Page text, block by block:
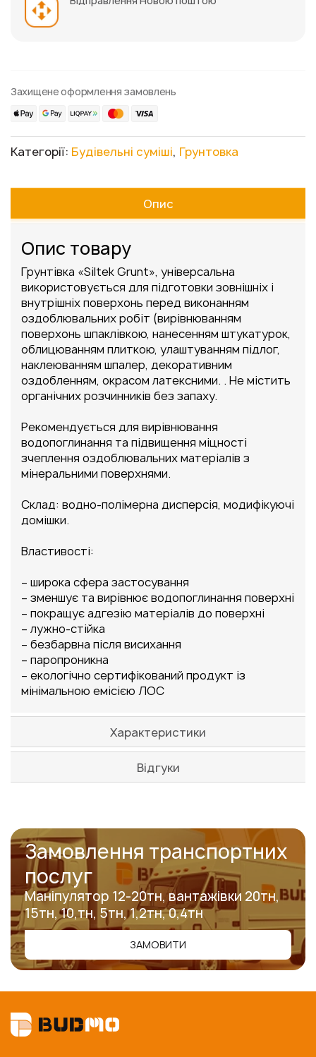
Захищене оформлення замовлень
Категорії: Будівельні суміші, Грунтовка
Опис
Опис товару
Грунтівка «Siltek Grunt», універсальна
використовується для підготовки зовнішніх і
внутрішніх поверхонь перед виконанням
оздоблювальних робіт (вирівнюванням
поверхонь шпаклівкою, нанесенням штукатурок,
облицюванням плиткою, улаштуванням підлог,
наклеюванням шпалер, декоративним
оздобленням, окрасом латексними. . Не містить
органічних розчинників без запаху.
Рекомендується для вирівнювання
водопоглинання та підвищення міцності
зчеплення оздоблювальних матеріалів з
мінеральними поверхнями.
Склад: водно-полімерна дисперсія, модифікуючі
домішки.
Властивості:
– широка сфера застосування
– зменшує та вирівнює водопоглинання поверхні
– покращує адгезію матеріалів до поверхні
– лужно-стійка
– безбарвна після висихання
– паропроникна
– екологічно сертифікований продукт із
мінімальною емісією ЛОС
Характеристики
Відгуки
Замовлення транспортних
послуг
Маніпулятор 12-20тн, вантажівки 20тн,
15тн, 10,тн, 5тн, 1,2тн, 0,4тн
ЗАМОВИТИ